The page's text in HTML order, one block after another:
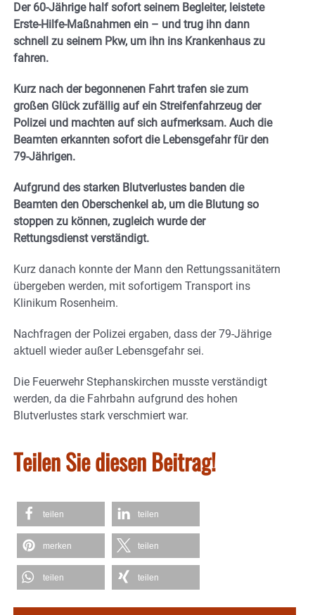
Der 60-Jährige half sofort seinem Begleiter, leistete
Erste-Hilfe-Maßnahmen ein – und trug ihn dann
schnell zu seinem Pkw, um ihn ins Krankenhaus zu
fahren.
Kurz nach der begonnenen Fahrt trafen sie zum
großen Glück zufällig auf ein Streifenfahrzeug der
Polizei und machten auf sich aufmerksam. Auch die
Beamten erkannten sofort die Lebensgefahr für den
79-Jährigen.
Aufgrund des starken Blutverlustes banden die
Beamten den Oberschenkel ab, um die Blutung so
stoppen zu können, zugleich wurde der
Rettungsdienst verständigt.
Kurz danach konnte der Mann den Rettungssanitätern
übergeben werden, mit sofortigem Transport ins
Klinikum Rosenheim.
Nachfragen der Polizei ergaben, dass der 79-Jährige
aktuell wieder außer Lebensgefahr sei.
Die Feuerwehr Stephanskirchen musste verständigt
werden, da die Fahrbahn aufgrund des hohen
Blutverlustes stark verschmiert war.
Teilen Sie diesen Beitrag!
teilen teilen
merken teilen
teilen teilen